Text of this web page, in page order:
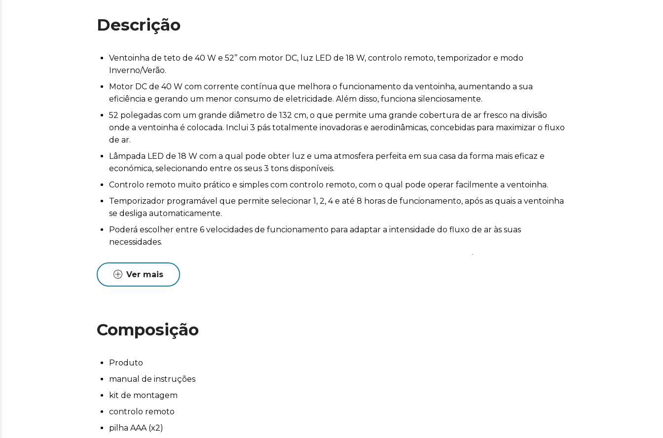
Descrição
Ventoinha de teto de 40 W e 52’’ com motor DC, luz LED de 18 W, controlo remoto, temporizador e modo
Inverno/Verão.
Motor DC de 40 W com corrente contínua que melhora o funcionamento da ventoinha, aumentando a sua
eficiência e gerando um menor consumo de eletricidade. Além disso, funciona silenciosamente.
52 polegadas com um grande diâmetro de 132 cm, o que permite uma grande cobertura de ar fresco na divisão
onde a ventoinha é colocada. Inclui 3 pás totalmente inovadoras e aerodinâmicas, concebidas para maximizar o fluxo
de ar.
Lâmpada LED de 18 W com a qual pode obter luz e uma atmosfera perfeita em sua casa da forma mais eficaz e
económica, selecionando entre os seus 3 tons disponíveis.
Controlo remoto muito prático e simples com controlo remoto, com o qual pode operar facilmente a ventoinha.
Temporizador programável que permite selecionar 1, 2, 4 e até 8 horas de funcionamento, após as quais a ventoinha
se desliga automaticamente.
Poderá escolher entre 6 velocidades de funcionamento para adaptar a intensidade do fluxo de ar às suas
necessidades.
interruptor é possível para selecionar o sentido de rotação das pás. Pode escolher o modo de verão que gera uma
brisa agradável, ou o modo inverno na direção oposta, que manda para o chão o ar quente concentrado no teto,
Ver mais
Composição
Produto
manual de instruções
kit de montagem
controlo remoto
pilha AAA (x2)